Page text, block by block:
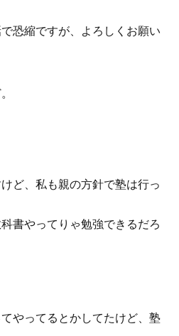
恐縮ですが、よろしくお願い
ど、私も親の方針で塾は行っ
書やってりゃ勉強できるだろ
やってるとかしてたけど、塾